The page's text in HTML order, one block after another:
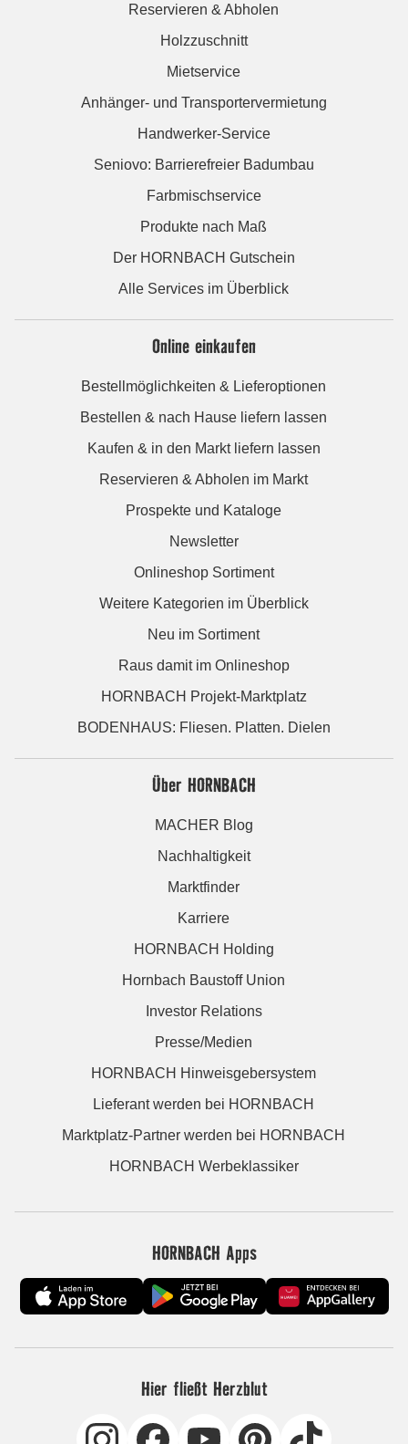
Reservieren & Abholen
Holzzuschnitt
Mietservice
Anhänger- und Transportervermietung
Handwerker-Service
Seniovo: Barrierefreier Badumbau
Farbmischservice
Produkte nach Maß
Der HORNBACH Gutschein
Alle Services im Überblick
Online einkaufen
Bestellmöglichkeiten & Lieferoptionen
Bestellen & nach Hause liefern lassen
Kaufen & in den Markt liefern lassen
Reservieren & Abholen im Markt
Prospekte und Kataloge
Newsletter
Onlineshop Sortiment
Weitere Kategorien im Überblick
Neu im Sortiment
Raus damit im Onlineshop
HORNBACH Projekt-Marktplatz
BODENHAUS: Fliesen. Platten. Dielen
Über HORNBACH
MACHER Blog
Nachhaltigkeit
Marktfinder
Karriere
HORNBACH Holding
Hornbach Baustoff Union
Investor Relations
Presse/Medien
HORNBACH Hinweisgebersystem
Lieferant werden bei HORNBACH
Marktplatz-Partner werden bei HORNBACH
HORNBACH Werbeklassiker
HORNBACH Apps
Hier fließt Herzblut